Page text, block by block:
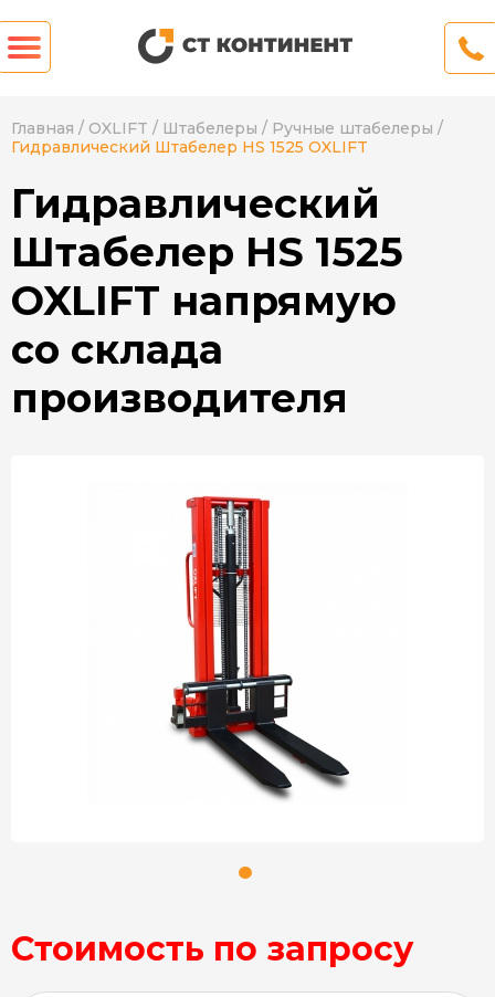
Главная / OXLIFT / Штабелеры / Ручные штабелеры /
Гидравлический Штабелер HS 1525 OXLIFT
Гидравлический
Штабелер HS 1525
OXLIFT напрямую
со склада
производителя
Стоимость по запросу